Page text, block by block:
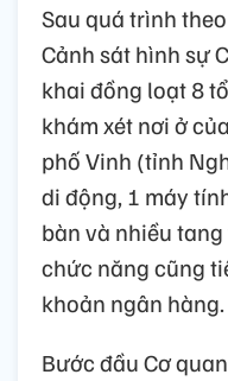
Sau quá trình
Cảnh sát hình sự
khai đồng loạt 8
khám xét nơi ở
phố Vinh (tỉnh
di động, 1 máy
bàn và nhiều
chức năng cũng
khoản ngân hàng.
Bước đầu Cơ